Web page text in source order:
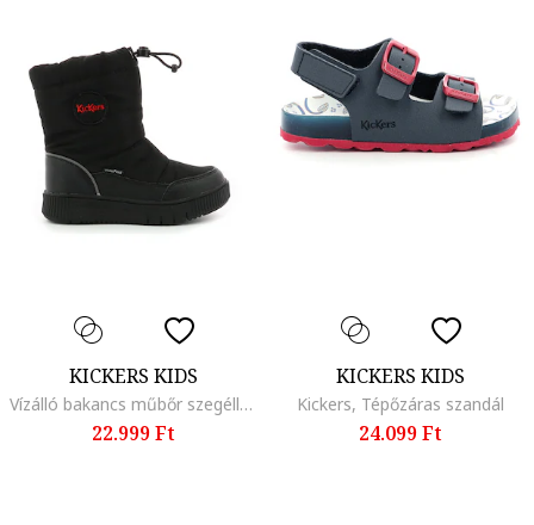
KICKERS KIDS
Vízálló bakancs műbőr szegéllyel
22.999 Ft
KICKERS KIDS
Kickers, Tépőzáras szandál
24.099 Ft